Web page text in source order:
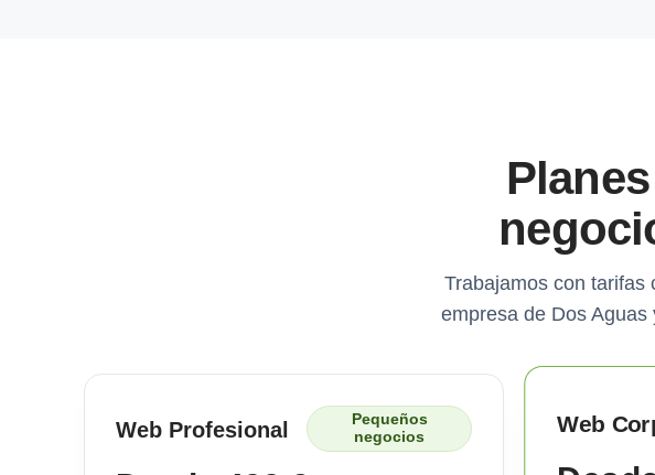
Trabajamos con tarifas
empresa de Dos
Web Profesional
Pequeños
negocios
Web